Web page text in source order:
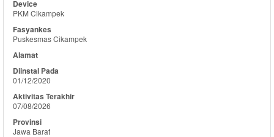
PKM Cikampek
Puskesmas Cikampek
01/12/2020
07/08/2026
Jawa Barat